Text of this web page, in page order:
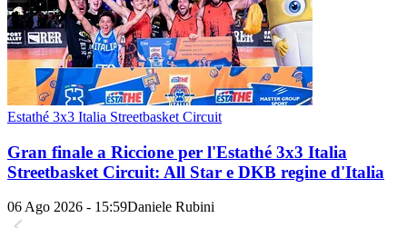
Estathé 3x3 Italia Streetbasket Circuit
Gran finale a Riccione per l'Estathé 3x3 Italia
Streetbasket Circuit: All Star e DKB regine d'Italia
06 Ago 2026 - 15:59Daniele Rubini